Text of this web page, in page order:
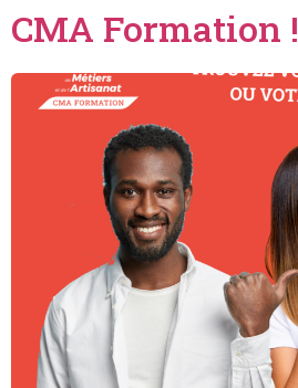
CMA Formation !